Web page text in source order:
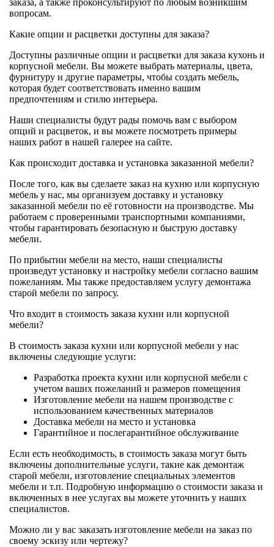
заказа, а также проконсультируют по любым возникшим
вопросам.
Какие опции и расцветки доступны для заказа?
Доступны различные опции и расцветки для заказа кухонь и
корпусной мебели. Вы можете выбрать материалы, цвета,
фурнитуру и другие параметры, чтобы создать мебель,
которая будет соответствовать именно вашим
предпочтениям и стилю интерьера.
Наши специалисты будут рады помочь вам с выбором
опций и расцветок, и вы можете посмотреть примеры
наших работ в нашей галерее на сайте.
Как происходит доставка и установка заказанной мебели?
После того, как вы сделаете заказ на кухню или корпусную
мебель у нас, мы организуем доставку и установку
заказанной мебели по её готовности на производстве. Мы
работаем с проверенными транспортными компаниями,
чтобы гарантировать безопасную и быструю доставку
мебели.
По прибытии мебели на место, наши специалисты
произведут установку и настройку мебели согласно вашим
пожеланиям. Мы также предоставляем услугу демонтажа
старой мебели по запросу.
Что входит в стоимость заказа кухни или корпусной
мебели?
В стоимость заказа кухни или корпусной мебели у нас
включены следующие услуги:
Разработка проекта кухни или корпусной мебели с
учетом ваших пожеланий и размеров помещения
Изготовление мебели на нашем производстве с
использованием качественных материалов
Доставка мебели на место и установка
Гарантийное и послегарантийное обслуживание
Если есть необходимость, в стоимость заказа могут быть
включены дополнительные услуги, такие как демонтаж
старой мебели, изготовление специальных элементов
мебели и т.п. Подробную информацию о стоимости заказа и
включенных в нее услугах вы можете уточнить у наших
специалистов.
Можно ли у вас заказать изготовление мебели на заказ по
своему эскизу или чертежу?